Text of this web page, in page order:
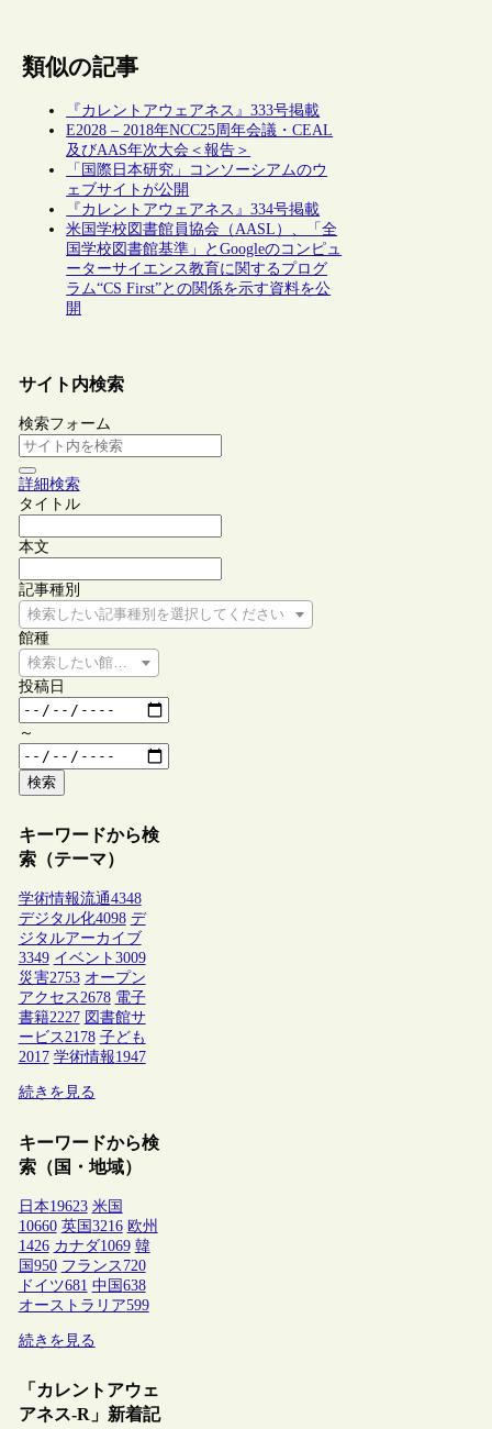
類似の記事
『カレントアウェアネス』333号掲載
E2028 – 2018年NCC25周年会議・CEAL
及びAAS年次大会＜報告＞
「国際日本研究」コンソーシアムのウ
ェブサイトが公開
『カレントアウェアネス』334号掲載
米国学校図書館員協会（AASL）、「全
国学校図書館基準」とGoogleのコンピュ
ーターサイエンス教育に関するプログ
ラム“CS First”との関係を示す資料を公
開
サイト内検索
検索フォーム
詳細検索
タイトル
本文
記事種別
検索したい記事種別を選択してください
館種
検索したい館種を選択してください
投稿日
～
検索
キーワードから検
索（テーマ）
学術情報流通4348
デジタル化4098 デ
ジタルアーカイブ
3349 イベント 3009
災害2753 オープン
アクセス2678 電子
書籍2227 図書館サ
ービス2178 子ども
2017 学術情報1947
続きを見る
キーワードから検
索（国・地域）
日本19623 米国
10660 英国 3216 欧州
1426 カナダ1069 韓
国 950 フランス 720
ドイツ681 中国 638
オーストラリア599
続きを見る
「カレントアウェ
アネス-R」新着記